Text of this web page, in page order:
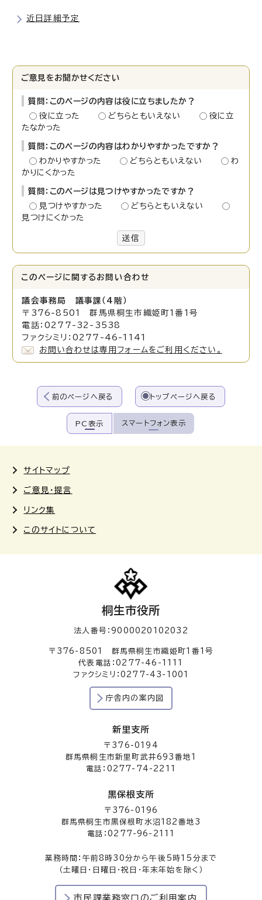
近日詳細予定
ご意見をお聞かせください
質問：このページの内容は役に立ちましたか？
役に立った
どちらともいえない
役に立
たなかった
質問：このページの内容はわかりやすかったですか？
わかりやすかった
どちらともいえない
わ
かりにくかった
質問：このページは見つけやすかったですか？
見つけやすかった
どちらともいえない
見つけにくかった
送信
このページに関する お問い合わせ
議会事務局 議事課（4階）
〒376-8501 群馬県桐生市織姫町1番1号
電話：0277-32-3538
ファクシミリ：0277-46-1141
お問い合わせは専用フォームをご利用ください。
前のページへ戻る トップページへ戻る
PC表示 スマートフォン表示
サイトマップ
ご意見・提言
リンク集
このサイトについて
桐生市役所
法人番号：9000020102032
〒376-8501 群馬県桐生市織姫町1番1号
代表電話：0277-46-1111
ファクシミリ：0277-43-1001
庁舎内の案内図
新里支所
〒376-0194
群馬県桐生市新里町武井693番地1
電話：0277-74-2211
黒保根支所
〒376-0196
群馬県桐生市黒保根町水沼182番地3
電話：0277-96-2111
業務時間：午前8時30分から午後5時15分まで
（土曜日・日曜日・祝日・年末年始を除く）
市民課業務窓口のご利用案内